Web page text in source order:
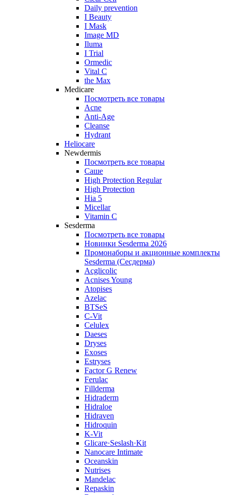
Daily prevention
I Beauty
I Mask
Image MD
Iluma
I Trial
Ormedic
Vital C
the Max
Medicare
Посмотреть все товары
Acne
Anti‑Age
Cleanse
Hydrant
Heliocare
Newdermis
Посмотреть все товары
Саше
High Protection Regular
High Protection
Hia 5
Micellar
Vitamin C
Sesderma
Посмотреть все товары
Новинки Sesderma 2026
Промонаборы и акционные комплекты
Sesderma (Сесдерма)
Acglicolic
Acnises Young
Atopises
Azelac
BTSeS
C‑Vit
Celulex
Daeses
Dryses
Exoses
Estryses
Factor G Renew
Ferulac
Fillderma
Hidraderm
Hidraloe
Hidraven
Hidroquin
K-Vit
Glicare·Seslash·Kit
Nanocare Intimate
Oceanskin
Nutrises
Mandelac
Repaskin